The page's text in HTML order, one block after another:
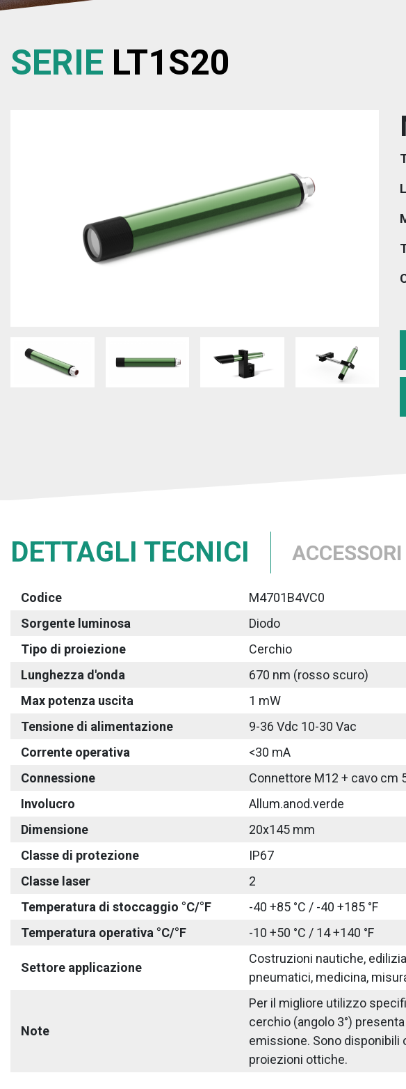
SERIE LT1S20
DETTAGLI TECNICI
Codice
M4701B4VC0
Sorgente luminosa
Diodo
Tipo di proiezione
Cerchio
Lunghezza d'onda
670 nm (rosso scuro)
Max potenza uscita
1 mW
Tensione di alimentazione
9-36 Vdc 10-30 Vac
Corrente operativa
<30 mA
Connessione
Connettore M12 + cavo cm
Involucro
Allum.anod.verde
Dimensione
20x145 mm
Classe di protezione
IP67
Classe laser
2
Temperatura di stoccaggio °C/°F
-40 +85 °C / -40 +185 °F
Temperatura operativa °C/°F
-10 +50 °C / 14 +140 °F
Settore applicazione
Costruzioni nautiche,
pneumatici, medicina,
Note
Per il migliore utilizzo
cerchio (angolo 3°)
emissione. Sono disponibili
proiezioni ottiche.